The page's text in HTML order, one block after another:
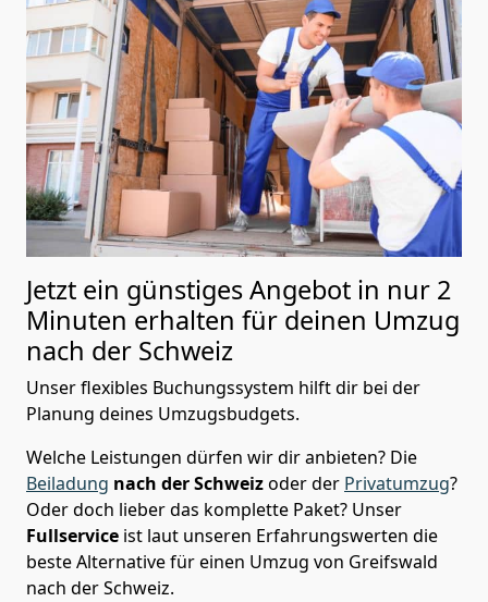
Jetzt ein günstiges Angebot in nur 2
Minuten erhalten für deinen Umzug
nach der Schweiz
Unser flexibles Buchungssystem hilft dir bei der
Planung deines Umzugsbudgets.
Welche Leistungen dürfen wir dir anbieten? Die
Beiladung nach der Schweizoder der Privatumzug?
Oder doch lieber das komplette Paket? Unser
Fullservice ist laut unseren Erfahrungswerten die
beste Alternative für einen Umzug von Greifswald
nach der Schweiz.